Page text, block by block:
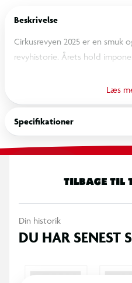
Beskrivelse
Cirkusrevyen 2025 er en smuk
revyhistorie. Årets hold
og Niels Olsens sikre satire til
og Magnus Haugaards friske
visuelt og musikalsk
revygenren stadig kan samle
og hjertevarm oplevelse,
Læs
Specifikationer
TILBAGE TIL
Din historik
DU HAR SENEST